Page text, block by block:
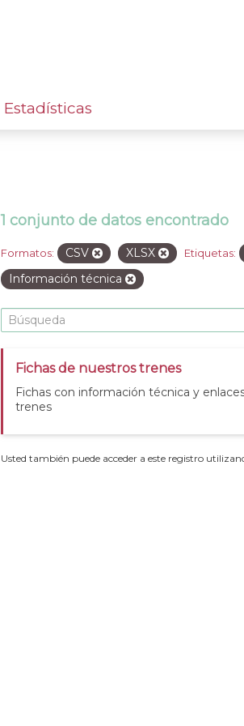
Estadísticas
1 conjunto de datos encontrado
Formatos: CSV XLSX Etiquetas:
Información técnica
Fichas de nuestros trenes
Fichas con información técnica y
trenes
Usted también puede acceder a este registro